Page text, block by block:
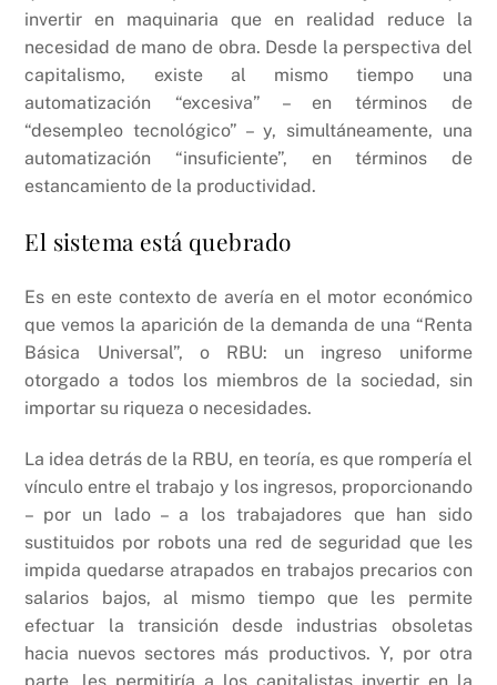
invertir en maquinaria que en realidad reduce la
necesidad de mano de obra. Desde la perspectiva del
capitalismo, existe al mismo tiempo una
automatización “excesiva” – en términos de
“desempleo tecnológico” – y, simultáneamente, una
automatización “insuficiente”, en términos de
estancamiento de la productividad.
El sistema está quebrado
Es en este contexto de avería en el motor económico
que vemos la aparición de la demanda de una “Renta
Básica Universal”, o RBU: un ingreso uniforme
otorgado a todos los miembros de la sociedad, sin
importar su riqueza o necesidades.
La idea detrás de la RBU, en teoría, es que rompería el
vínculo entre el trabajo y los ingresos, proporcionando
– por un lado – a los trabajadores que han sido
sustituidos por robots una red de seguridad que les
impida quedarse atrapados en trabajos precarios con
salarios bajos, al mismo tiempo que les permite
efectuar la transición desde industrias obsoletas
hacia nuevos sectores más productivos. Y, por otra
parte, les permitiría a los capitalistas invertir en la